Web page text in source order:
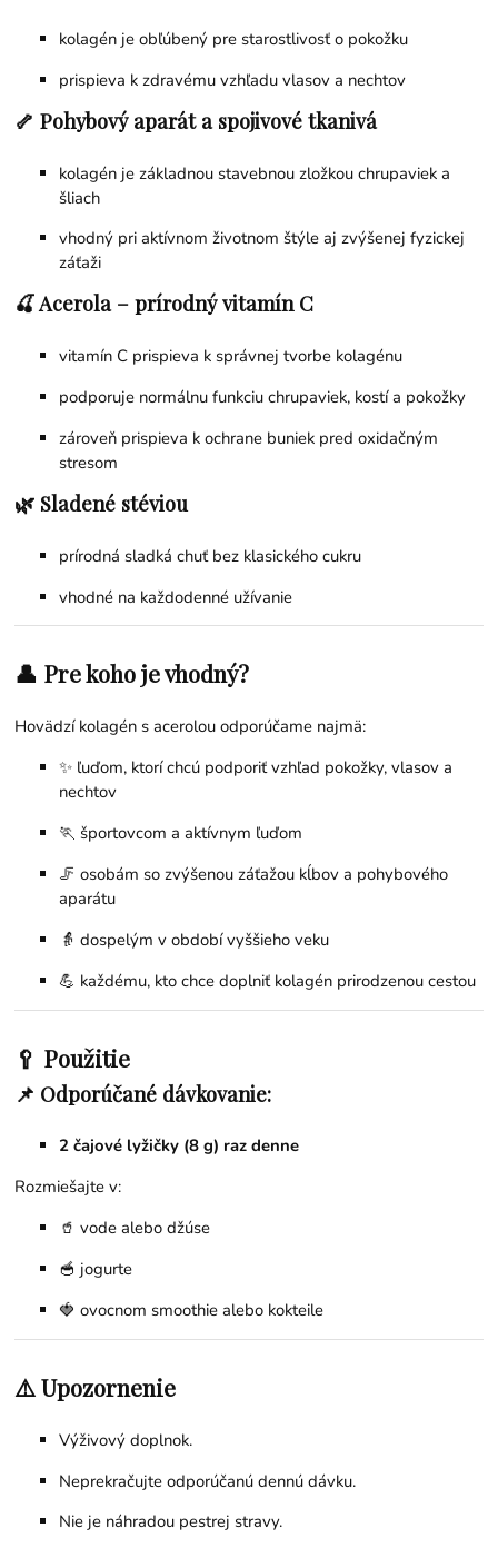
kolagén je obľúbený pre starostlivosť o pokožku
prispieva k zdravému vzhľadu vlasov a nechtov
🦴 Pohybový aparát a spojivové tkanivá
kolagén je základnou stavebnou zložkou chrupaviek a
šliach
vhodný pri aktívnom životnom štýle aj zvýšenej fyzickej
záťaži
🍒 Acerola – prírodný vitamín C
vitamín C prispieva k správnej tvorbe kolagénu
podporuje normálnu funkciu chrupaviek, kostí a pokožky
zároveň prispieva k ochrane buniek pred oxidačným
stresom
🌿 Sladené stéviou
prírodná sladká chuť bez klasického cukru
vhodné na každodenné užívanie
👤 Pre koho je vhodný?
Hovädzí kolagén s acerolou odporúčame najmä:
✨ ľuďom, ktorí chcú podporiť vzhľad pokožky, vlasov a
nechtov
🏃 športovcom a aktívnym ľuďom
🦵 osobám so zvýšenou záťažou kĺbov a pohybového
aparátu
👵 dospelým v období vyššieho veku
💪 každému, kto chce doplniť kolagén prirodzenou cestou
🥄 Použitie
📌 Odporúčané dávkovanie:
2 čajové lyžičky (8 g) raz denne
Rozmiešajte v:
🥤 vode alebo džúse
🥣 jogurte
🍓 ovocnom smoothie alebo kokteile
⚠️ Upozornenie
Výživový doplnok.
Neprekračujte odporúčanú dennú dávku.
Nie je náhradou pestrej stravy.